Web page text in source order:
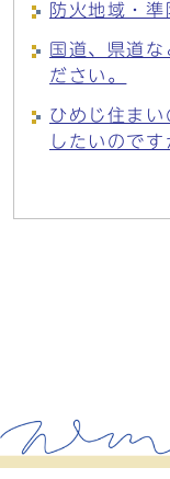
防火地域・準
国道、県道
ださい。
ひめじ住ま
したいのです